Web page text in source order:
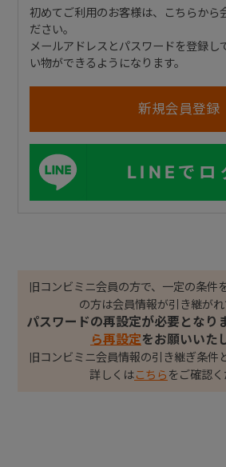
初めてご利用のお客様は、こちらから
ださい。
メールアドレスとパスワードを登録し
い物ができるようになります。
LINEでロ
旧コンビミニ会員の方で、一定の条件
の方は会員情報が引き継がれ
パスワードの再設定が必要となり
ら再設定をお願いいた
旧コンビミニ会員情報の引き継ぎ条件
詳しくはこちら をご確認く